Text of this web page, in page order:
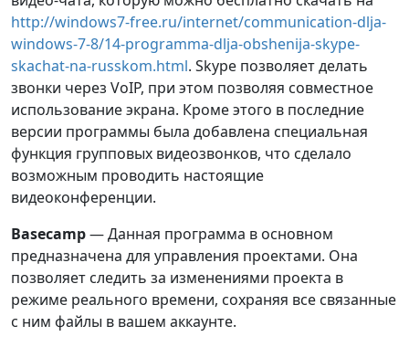
http://windows7-free.ru/internet/communication-dlja-
windows-7-8/14-programma-dlja-obshenija-skype-
skachat-na-russkom.html. Skype позволяет делать
звонки через VoIP, при этом позволяя совместное
использование экрана. Кроме этого в последние
версии программы была добавлена специальная
функция групповых видеозвонков, что сделало
возможным проводить настоящие
видеоконференции.
Basecamp— Данная программа в основном
предназначена для управления проектами. Она
позволяет следить за изменениями проекта в
режиме реального времени, сохраняя все связанные
с ним файлы в вашем аккаунте.